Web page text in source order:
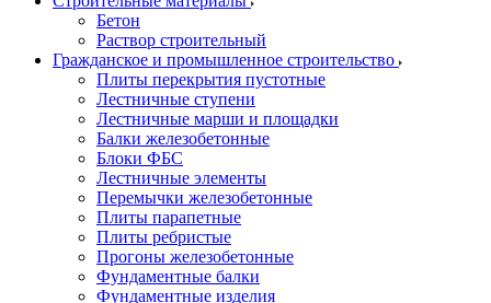
Бетон
Раствор строительный
Гражданское и промышленное строительство
Плиты перекрытия пустотные
Лестничные ступени
Лестничные марши и площадки
Балки железобетонные
Блоки ФБС
Лестничные элементы
Перемычки железобетонные
Плиты парапетные
Плиты ребристые
Прогоны железобетонные
Фундаментные балки
Фундаментные изделия